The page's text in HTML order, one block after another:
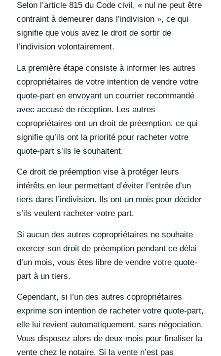
Selon l’article 815 du Code civil, « nul ne peut être
contraint à demeurer dans l’indivision », ce qui
signifie que vous avez le droit de sortir de
l’indivision volontairement.
La première étape consiste à informer les autres
copropriétaires de votre intention de vendre votre
quote-part en envoyant un courrier recommandé
avec accusé de réception. Les autres
copropriétaires ont un droit de préemption, ce qui
signifie qu’ils ont la priorité pour racheter votre
quote-part s’ils le souhaitent.
Ce droit de préemption vise à protéger leurs
intérêts en leur permettant d’éviter l’entrée d’un
tiers dans l’indivision. Ils ont un mois pour décider
s’ils veulent racheter votre part.
Si aucun des autres copropriétaires ne souhaite
exercer son droit de préemption pendant ce délai
d’un mois, vous êtes libre de vendre votre quote-
part à un tiers.
Cependant, si l’un des autres copropriétaires
exprime son intention de racheter votre quote-part,
elle lui revient automatiquement, sans négociation.
Vous disposez alors de deux mois pour finaliser la
vente chez le notaire. Si la vente n’est pas